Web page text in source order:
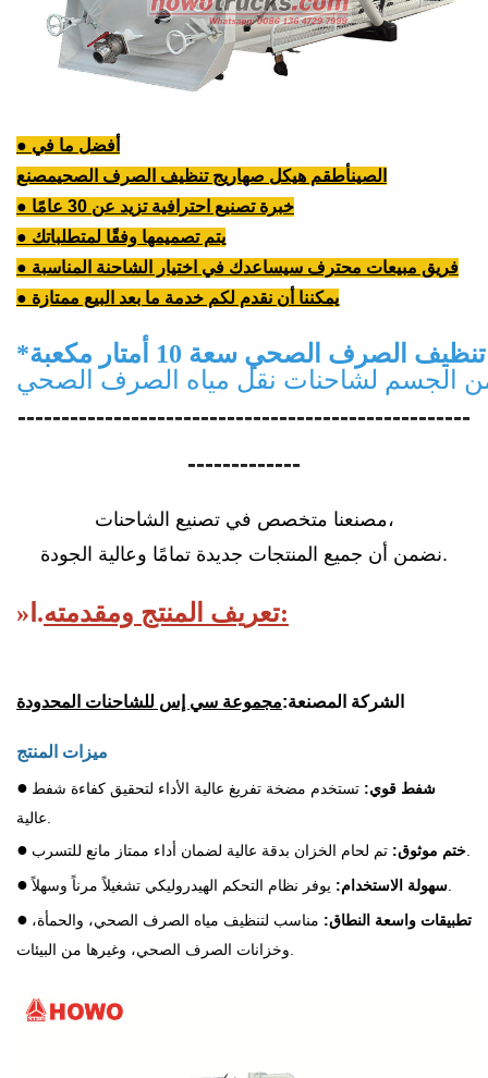
● أفضل ما في
الصينأطقم هيكل صهاريج تنظيف الصرف الصحيمصنع
● خبرة تصنيع احترافية تزيد عن 30 عامًا
● يتم تصميمها وفقًا لمتطلباتك
● فريق مبيعات محترف سيساعدك في اختيار الشاحنة المناسبة
● يمكننا أن نقدم لكم خدمة ما بعد البيع ممتازة
*
الصحي سعة 10 أمتار مكعبة
الجسم لشاحنات نقل مياه الصرف الصحي
----------------------------------------------------
-------------
مصنعنا متخصص في تصنيع الشاحنات،
نضمن أن جميع المنتجات جديدة تمامًا وعالية الجودة.
» Ⅰ. تعريف المنتج ومقدمته:
الشركة المصنعة:مجموعة سي إس للشاحنات المحدودة
ميزات المنتج
● شفط قوي: تستخدم مضخة تفريغ عالية الأداء لتحقيق كفاءة شفط
● ختم موثوق:
● سهولة الاستخدام:
● تطبيقات واسعة النطاق: مناسب لتنظيف مياه الصرف الصحي، والحمأة،